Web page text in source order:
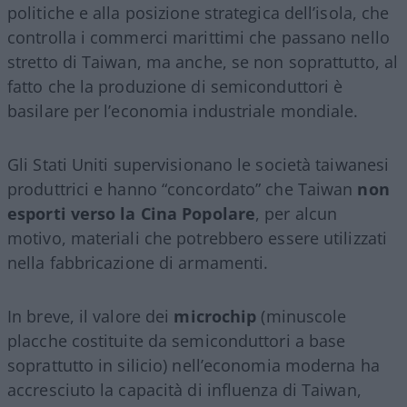
politiche e alla posizione strategica dell’isola, che
controlla i commerci marittimi che passano nello
stretto di Taiwan, ma anche, se non soprattutto, al
fatto che la produzione di semiconduttori è
basilare per l’economia industriale mondiale.
Gli Stati Uniti supervisionano le società taiwanesi
produttrici e hanno “concordato” che Taiwan non
esporti verso la Cina Popolare, per alcun
motivo, materiali che potrebbero essere utilizzati
nella fabbricazione di armamenti.
In breve, il valore dei microchip (minuscole
placche costituite da semiconduttori a base
soprattutto in silicio) nell’economia moderna ha
accresciuto la capacità di influenza di Taiwan,